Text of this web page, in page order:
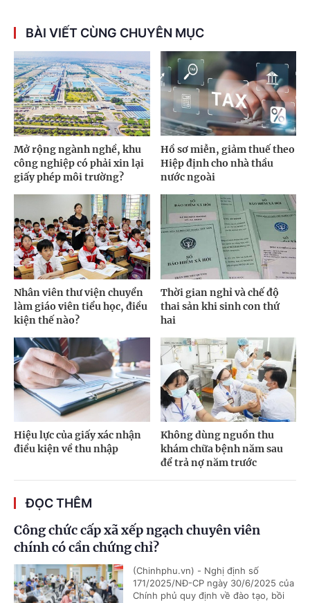
BÀI VIẾT CÙNG CHUYÊN MỤC
Mở rộng ngành nghề, khu
công nghiệp có phải xin lại
giấy phép môi trường?
Hồ sơ miễn, giảm thuế theo
Hiệp định cho nhà thầu
nước ngoài
Nhân viên thư viện chuyển
làm giáo viên tiểu học, điều
kiện thế nào?
Thời gian nghỉ và chế độ
thai sản khi sinh con thứ
hai
Hiệu lực của giấy xác nhận
điều kiện về thu nhập
Không dùng nguồn thu
khám chữa bệnh năm sau
để trả nợ năm trước
ĐỌC THÊM
Công chức cấp xã xếp ngạch chuyên viên
chính có cần chứng chỉ?
(Chinhphu.vn) - Nghị định số
171/2025/NĐ-CP ngày 30/6/2025 của
Chính phủ quy định về đào tạo, bồi